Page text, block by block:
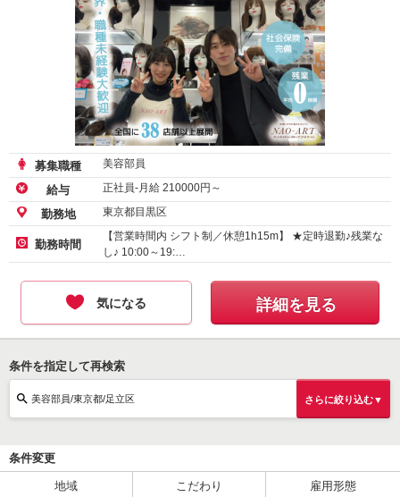
募集職種 美容部員
給与 正社員-月給 210000円～
勤務地 東京都目黒区
勤務時間
【営業時間内 シフト制／休憩1h15m】 ★定時退勤♪残業な
し♪ 10:00～19:…
気になる 詳細を見る
条件を指定して再検索
美容部員/東京都/足立区 さらに絞り込む▼
条件変更
地域 こだわり 雇用形態